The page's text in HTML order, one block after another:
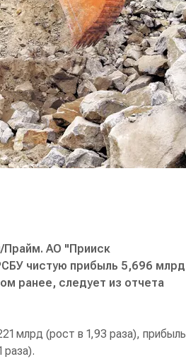
АО "Прииск
чистую прибыль 5,696 млрд
ранее, следует из отчета
млрд (рост в 1,93 раза), прибыль